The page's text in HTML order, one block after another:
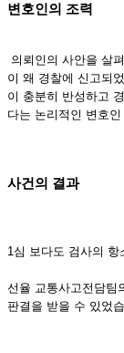
변호인의 조력
의뢰인의 사안을 살
이 왜 경찰에 신고되
이 충분히 반성하고
다는 논리적인 변호
사건의 결과
1심 보다도 검사의 항
선율 교통사고전담팀
판결을 받을 수 있었